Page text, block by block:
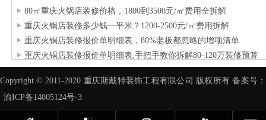
80㎡重庆火锅店装修价格，1800到3500元/㎡费用全拆解
重庆火锅店装修多少钱一平米？1200-2500元/㎡费用拆解
重庆火锅店装修报价单明细表，80%老板都忽略的增项清单
重庆火锅店装修报价单明细表,手把手教你拆解80-120万装修预算
Copyright © 2011-2020 重庆斯戴特装饰工程有限公司 版权所有 备案号：
渝ICP备14005124号-3